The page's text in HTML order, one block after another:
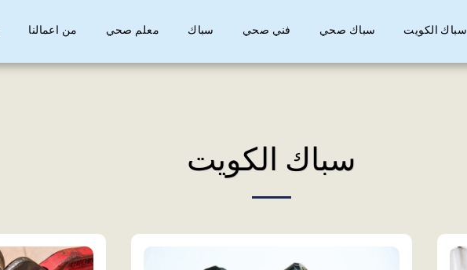
سباك الكويت سباك صحي فني صحي سباك معلم صحي من اعمالنا
سباك الكويت